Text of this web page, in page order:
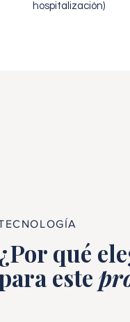
hospitalización)
qué
este